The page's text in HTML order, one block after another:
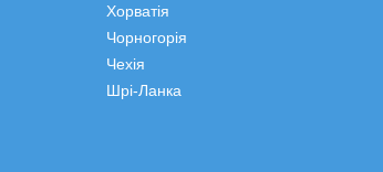
Хорватія
Чорногорія
Чехія
Шрі-Ланка